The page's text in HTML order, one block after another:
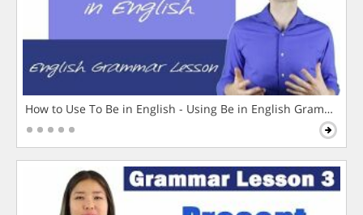
How to Use To Be in English - Using Be in English Grammar